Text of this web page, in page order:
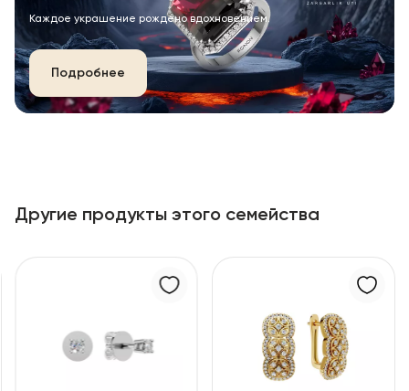
Каждое украшение рождено вдохновением.
Подробнее
Другие продукты этого семейства